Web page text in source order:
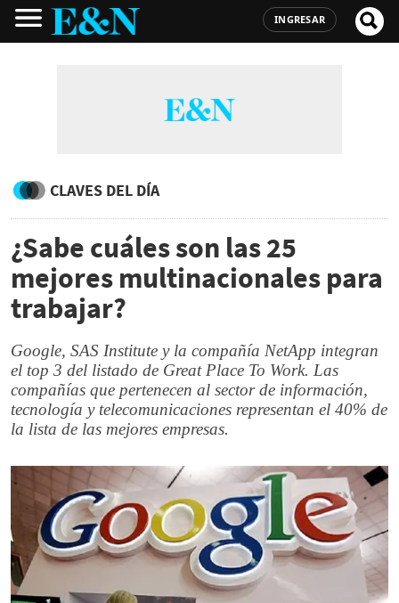
INGRESAR
CLAVES DEL DÍA
¿Sabe cuáles son las 25
mejores multinacionales para
trabajar?
Google, SAS Institute y la compañía NetApp integran
el top 3 del listado de Great Place To Work. Las
compañías que pertenecen al sector de información,
tecnología y telecomunicaciones representan el 40% de
la lista de las mejores empresas.